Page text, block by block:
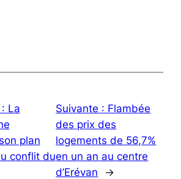
La
plan
conflit du
Suivante : Flambée
des prix des
logements de 56,7%
en un an au centre
d’Erévan
→